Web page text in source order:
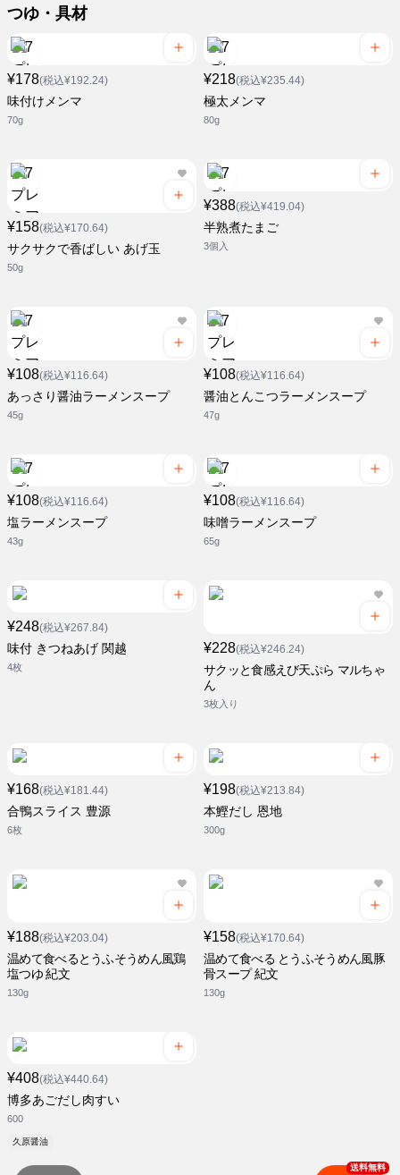
つゆ・具材
¥178(税込¥192.24)
味付けメンマ
70g
¥218(税込¥235.44)
極太メンマ
80g
¥158(税込¥170.64)
サクサクで香ばしい あげ玉
50g
¥388(税込¥419.04)
半熟煮たまご
3個入
¥108(税込¥116.64)
あっさり醤油ラーメンスープ
45g
¥108(税込¥116.64)
醤油とんこつラーメンスープ
47g
¥108(税込¥116.64)
塩ラーメンスープ
43g
¥108(税込¥116.64)
味噌ラーメンスープ
65g
¥248(税込¥267.84)
味付 きつねあげ 関越
4枚
¥228(税込¥246.24)
サクッと食感えび天ぷら マルちゃ
ん
3枚入り
¥168(税込¥181.44)
合鴨スライス 豊源
6枚
¥198(税込¥213.84)
本鰹だし 恩地
300g
¥188(税込¥203.04)
温めて食べるとうふそうめん風鶏
塩つゆ 紀文
130g
¥158(税込¥170.64)
温めて食べる とうふそうめん風豚
骨スープ 紀文
130g
¥408(税込¥440.64)
博多あごだし肉すい
600
久原醤油
送料無料